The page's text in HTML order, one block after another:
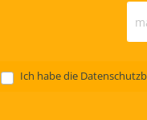
Ich habe die